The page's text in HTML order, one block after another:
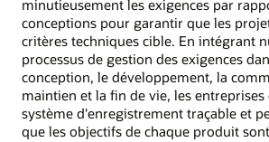
minutieusement les exigences par
conceptions pour garantir que les
critères techniques cible. En intégrant
processus de gestion des exigences
conception, le développement, la
maintien et la fin de vie, les
système d'enregistrement traçable et
que les objectifs de chaque produit